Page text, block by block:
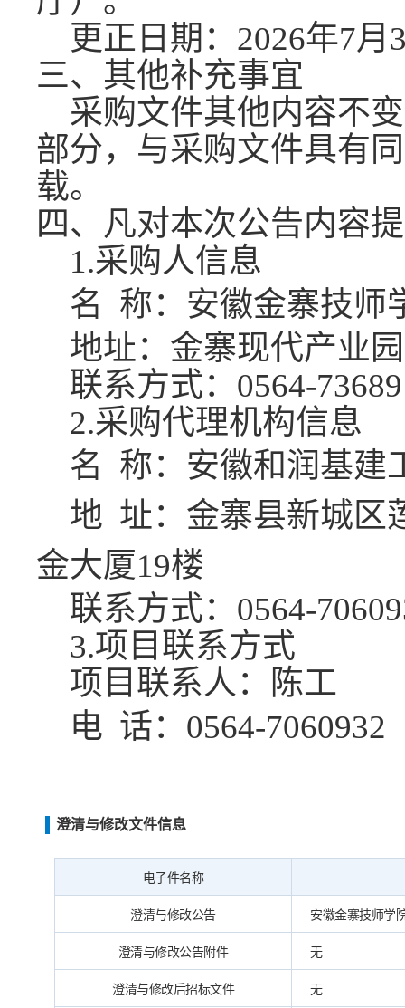
更正日期： 2026年7月
三、其他补充事宜
采购文件其他内容不
部分，与采购文件具有
载。
四、凡对本次公告内容
1.采购人信息
名 称： 安徽金寨技师
地址：金寨现代产业
联系方式： 0564-
2.采购代理机构信息
名 称：安徽和润基建
地 址：金寨县新城区
金大厦19楼
联系方式： 0564-
3.项目联系方式
项目联系人：陈工
电 话： 0564-7060932
澄清与修改文件信息
电子件名称
澄清与修改公告 安徽金寨技师学
澄清与修改公告附件 无
澄清与修改后招标文件 无